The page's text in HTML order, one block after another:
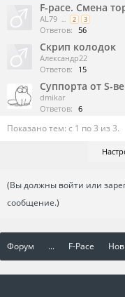
F-pace. Смена
AL79 ... 2 3
Ответов: 56
Скрип колодок
Александр22
Ответов:
15
Суппорта от S-
dmikar
Ответов: 6
Показано тем: с 1 по 3 из 3.
(Вы должны войти или
сообщение.)
Форум ... F-Pace